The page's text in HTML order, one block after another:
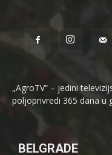
„AgroTV“ – jedini
poljoprivredi 365 dana u
BELGRADE